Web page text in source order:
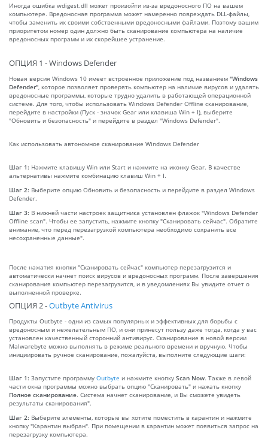
Иногда ошибка wdigest.dll может произойти из-за вредоносного ПО на вашем
компьютере. Вредоносная программа может намеренно повреждать DLL-файлы,
чтобы заменить их своими собственными вредоносными файлами. Поэтому вашим
приоритетом номер один должно быть сканирование компьютера на наличие
вредоносных программ и их скорейшее устранение.
ОПЦИЯ 1 - Windows Defender
Новая версия Windows 10 имеет встроенное приложение под названием "Windows
Defender" , которое позволяет проверять компьютер на наличие вирусов и удалять
вредоносные программы, которые трудно удалить в работающей операционной
системе. Для того, чтобы использовать Windows Defender Offline сканирование,
перейдите в настройки (Пуск - значок Gear или клавиша Win + I), выберите
"Обновить и безопасность" и перейдите в раздел "Windows Defender".
Как использовать автономное сканирование Windows Defender
Шаг 1: Нажмите клавишу Win или Start и нажмите на иконку Gear. В качестве
альтернативы нажмите комбинацию клавиш Win + I.
Шаг 2: Выберите опцию Обновить и безопасность и перейдите в раздел Windows
Defender.
Шаг 3: В нижней части настроек защитника установлен флажок "Windows Defender
Offline scan". Чтобы ее запустить, нажмите кнопку "Сканировать сейчас". Обратите
внимание, что перед перезагрузкой компьютера необходимо сохранить все
несохраненные данные".
После нажатия кнопки "Сканировать сейчас" компьютер перезагрузится и
автоматически начнет поиск вирусов и вредоносных программ. После завершения
сканирования компьютер перезагрузится, и в уведомлениях Вы увидите отчет о
выполненной проверке.
ОПЦИЯ 2 -Outbyte Antivirus
Продукты Outbyte - одни из самых популярных и эффективных для борьбы с
вредоносным и нежелательным ПО, и они принесут пользу даже тогда, когда у вас
установлен качественный сторонний антивирус. Сканирование в новой версии
Malwarebyte можно выполнять в режиме реального времени и вручную. Чтобы
инициировать ручное сканирование, пожалуйста, выполните следующие шаги:
Шаг 1: Запустите программу Outbyte и нажмите кнопку Scan Now. Также в левой
части окна программы можно выбрать опцию "Сканировать" и нажать кнопку
Полное сканирование. Система начнет сканирование, и Вы сможете увидеть
результаты сканирования".
Шаг 2: Выберите элементы, которые вы хотите поместить в карантин и нажмите
кнопку "Карантин выбран". При помещении в карантин может появиться запрос на
перезагрузку компьютера.